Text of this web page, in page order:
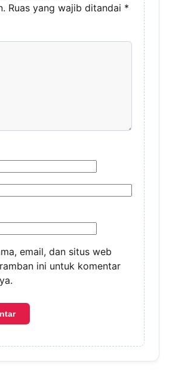
Ruas yang wajib ditandai *
email, dan situs web
ini untuk komentar